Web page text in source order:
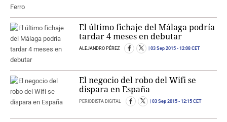
El último fichaje del Málaga podría
tardar 4 meses en debutar
ALEJANDRO PÉREZ 03 Sep 2015 - 12:08 CET
El negocio del robo del Wifi se
dispara en España
PERIODISTA DIGITAL 03 Sep 2015 - 12:15 CET